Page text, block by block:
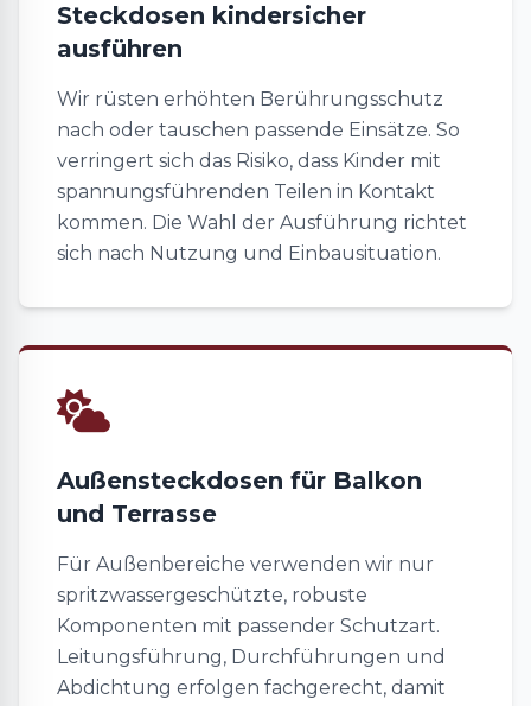
Steckdosen kindersicher
ausführen
Wir rüsten erhöhten Berührungsschutz
nach oder tauschen passende Einsätze. So
verringert sich das Risiko, dass Kinder mit
spannungsführenden Teilen in Kontakt
kommen. Die Wahl der Ausführung richtet
sich nach Nutzung und Einbausituation.
Außensteckdosen für Balkon
und Terrasse
Für Außenbereiche verwenden wir nur
spritzwassergeschützte, robuste
Komponenten mit passender Schutzart.
Leitungsführung, Durchführungen und
Abdichtung erfolgen fachgerecht, damit